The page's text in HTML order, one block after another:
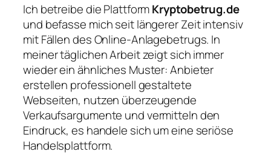
Ich betreibe die PlattformKryptobetrug.de
und befasse mich seit längerer Zeit intensiv
mit Fällen des Online-Anlagebetrugs. In
meiner täglichen Arbeit zeigt sich immer
wieder ein ähnliches Muster: Anbieter
erstellen professionell gestaltete
Webseiten, nutzen überzeugende
Verkaufsargumente und vermitteln den
Eindruck, es handele sich um eine seriöse
Handelsplattform.